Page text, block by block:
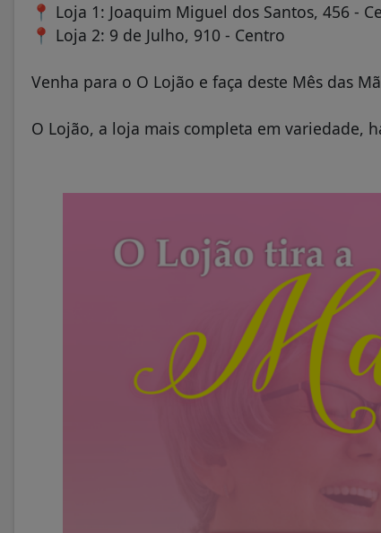
📍 Loja 1: Joaquim Miguel dos Santos, 456 -
📍 Loja 2: 9 de Julho, 910 - Centro
Venha para o O Lojão e faça deste Mês das
O Lojão, a loja mais completa em variedade,